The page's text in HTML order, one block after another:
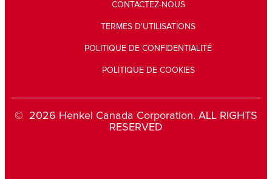
CONTACTEZ-NOUS
TERMES D'UTILISATIONS
POLITIQUE DE CONFIDENTIALITÉ
POLITIQUE DE COOKIES
© 2026 Henkel Canada Corporation. ALL RIGHTS
RESERVED